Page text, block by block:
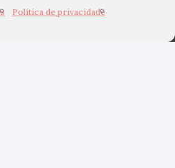
Política de privacidade